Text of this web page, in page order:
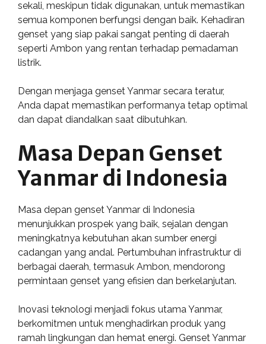
sekali, meskipun tidak digunakan, untuk memastikan
semua komponen berfungsi dengan baik. Kehadiran
genset yang siap pakai sangat penting di daerah
seperti Ambon yang rentan terhadap pemadaman
listrik.
Dengan menjaga genset Yanmar secara teratur,
Anda dapat memastikan performanya tetap optimal
dan dapat diandalkan saat dibutuhkan.
Masa Depan Genset
Yanmar di Indonesia
Masa depan genset Yanmar di Indonesia
menunjukkan prospek yang baik, sejalan dengan
meningkatnya kebutuhan akan sumber energi
cadangan yang andal. Pertumbuhan infrastruktur di
berbagai daerah, termasuk Ambon, mendorong
permintaan genset yang efisien dan berkelanjutan.
Inovasi teknologi menjadi fokus utama Yanmar,
berkomitmen untuk menghadirkan produk yang
ramah lingkungan dan hemat energi. Genset Yanmar